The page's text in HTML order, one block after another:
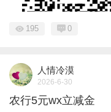
195 0
人情冷漠
2026-6-30
农行5元wx立减金